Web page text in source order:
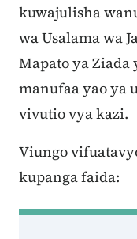
kuwajulisha
wa Usalama wa
Mapato ya Ziada
manufaa yao ya
vivutio vya kazi.
Viungo
kupanga faida: